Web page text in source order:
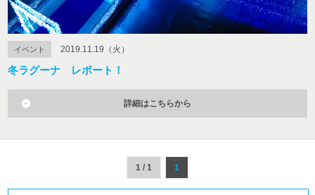
イベント 2019.11.19（火）
冬ラグーナ レポート！
詳細はこちらから
1 / 1 1